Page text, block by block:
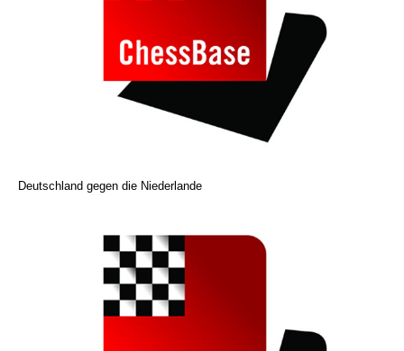
Deutschland gegen die Niederlande